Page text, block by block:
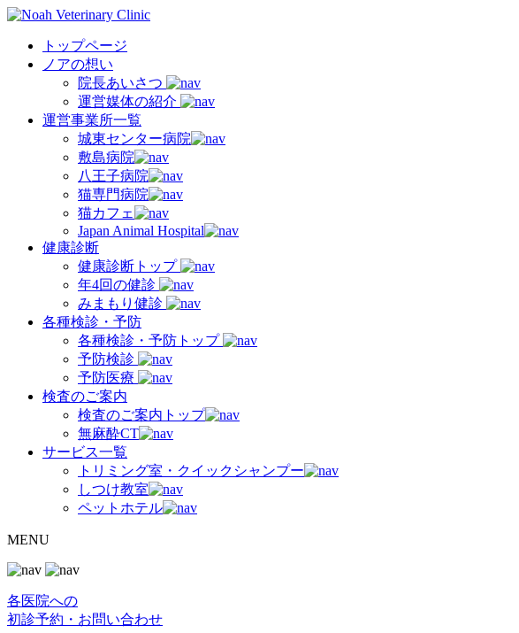
トップページ
ノアの想い
院長あいさつ
運営媒体の紹介
運営事業所一覧
城東センター病院
敷島病院
八王子病院
猫専門病院
猫カフェ
Japan Animal Hospital
健康診断
健康診断トップ
年4回の健診
みまもり健診
各種検診・予防
各種検診・予防トップ
予防検診
予防医療
検査のご案内
検査のご案内トップ
無麻酔CT
サービス一覧
トリミング室・クイックシャンプー
しつけ教室
ペットホテル
MENU
各医院への
初診予約・お問い合わせ